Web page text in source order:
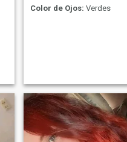
Color de Ojos: Verdes